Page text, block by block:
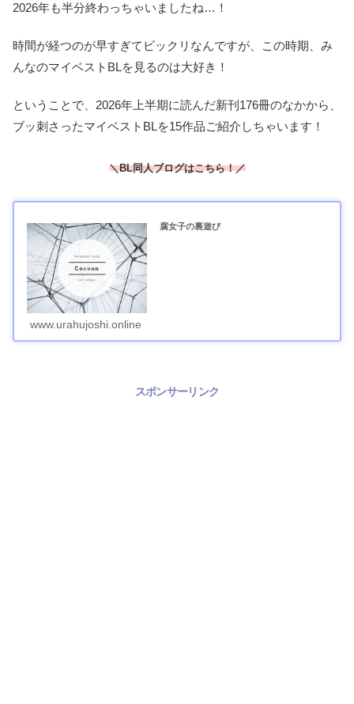
2026年も半分終わっちゃいましたね…！
時間が経つのが早すぎてビックリなんですが、この時期、み
んなのマイベストBLを見るのは大好き！
ということで、2026年上半期に読んだ新刊176冊のなかから、
ブッ刺さったマイベストBLを15作品ご紹介しちゃいます！
＼BL同人ブログはこちら！／
腐女子の裏遊び
www.urahujoshi.online
スポンサーリンク